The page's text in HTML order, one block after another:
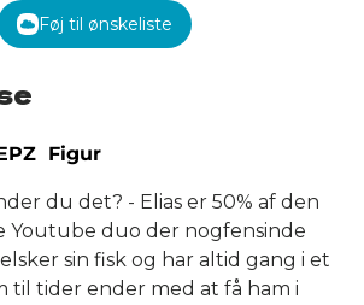
Føj til ønskeliste
Figur
du det? - Elias er 50% af den
Youtube duo der nogfensinde
sin fisk og har altid gang i et
til tider ender med at få ham i